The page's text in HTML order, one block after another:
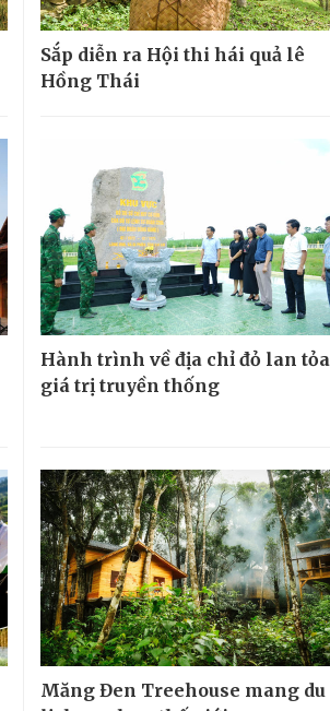
Sắp diễn ra Hội thi hái quả lê
Hồng Thái
Hành trình về địa chỉ đỏ lan tỏa
giá trị truyền thống
Măng Đen Treehouse mang du